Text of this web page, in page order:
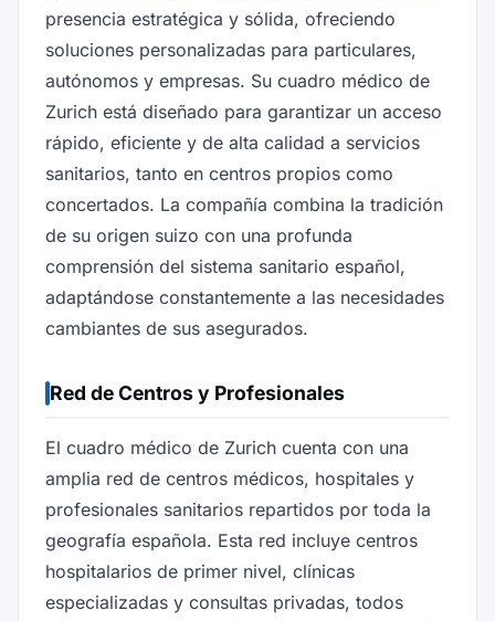
presencia estratégica y sólida, ofreciendo
soluciones personalizadas para particulares,
autónomos y empresas. Su cuadro médico de
Zurich está diseñado para garantizar un acceso
rápido, eficiente y de alta calidad a servicios
sanitarios, tanto en centros propios como
concertados. La compañía combina la tradición
de su origen suizo con una profunda
comprensión del sistema sanitario español,
adaptándose constantemente a las necesidades
cambiantes de sus asegurados.
Red de Centros y Profesionales
El cuadro médico de Zurich cuenta con una
amplia red de centros médicos, hospitales y
profesionales sanitarios repartidos por toda la
geografía española. Esta red incluye centros
hospitalarios de primer nivel, clínicas
especializadas y consultas privadas, todos